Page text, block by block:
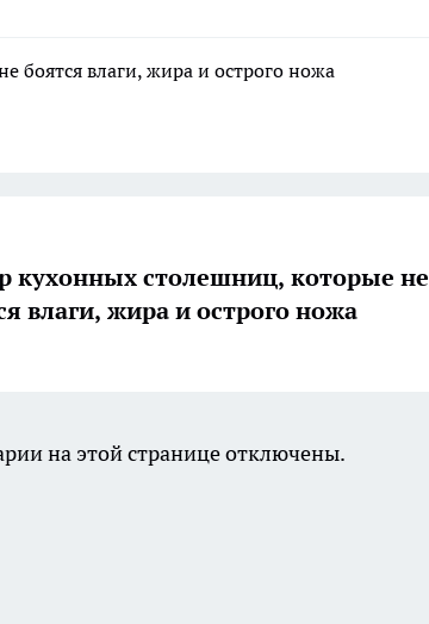
боятся влаги, жира и острого ножа
кухонных столешниц, которые не
влаги, жира и острого ножа
на этой странице отключены.